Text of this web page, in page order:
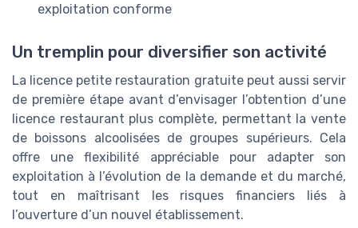
exploitation conforme
Un tremplin pour diversifier son activité
La licence petite restauration gratuite peut aussi servir
de première étape avant d’envisager l’obtention d’une
licence restaurant plus complète, permettant la vente
de boissons alcoolisées de groupes supérieurs. Cela
offre une flexibilité appréciable pour adapter son
exploitation à l’évolution de la demande et du marché,
tout en maîtrisant les risques financiers liés à
l’ouverture d’un nouvel établissement.